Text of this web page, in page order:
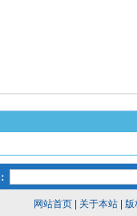
网站首页| 关于本站| 版